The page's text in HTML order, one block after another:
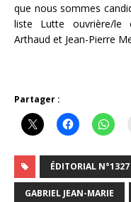
que nous sommes
liste Lutte ouvrière/le
Arthaud et Jean-Pierre
Partager :
ÉDITORIAL N°1327
GABRIEL JEAN-MARIE